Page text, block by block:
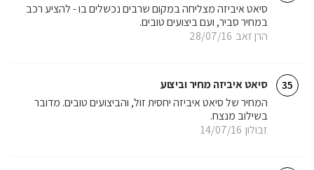
הרן זאב 28/07/16
סיאט איביזה מצליחה במקום שרבים נכשלים בו - להציע רכב
במחיר סביר, ועם ביצועים טובים.
35 סיאט איביזה מחיר וביצוע
זבולון 14/07/16
המחיר של סיאט איביזה יחסית זול, והביצועים טובים. מדובר
בשילוב מנצח.